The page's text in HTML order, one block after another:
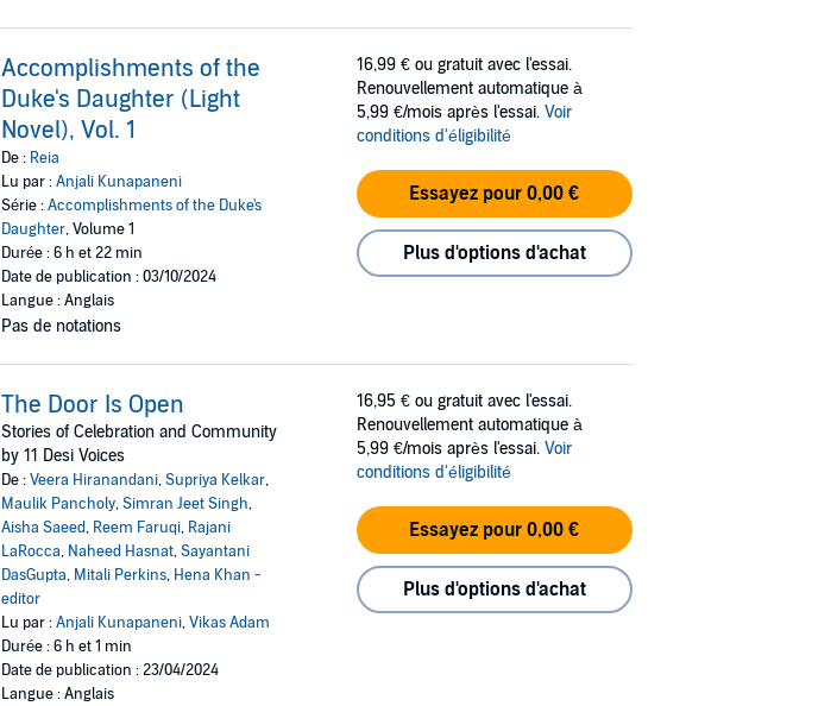
Accomplishments of the
Duke's Daughter (Light
Novel), Vol. 1
De : Reia
Lu par :Anjali Kunapaneni
Série :Accomplishments of the Duke's
Daughter, Volume 1
Durée : 6 h et 22 min
Date de publication : 03/10/2024
Langue : Anglais
Pas de notations
16,99 € ou gratuit avec l'essai.
Renouvellement automatique à
5,99 €/mois après l'essai. Voir
conditions d'éligibilité
Essayez pour 0,00 €
Plus d'options d'achat
The Door Is Open
Stories of Celebration and Community
by 11 Desi Voices
De :Veera Hiranandani,Supriya Kelkar,
Maulik Pancholy,Simran Jeet Singh,
Aisha Saeed, Reem Faruqi, Rajani
LaRocca, Naheed Hasnat,Sayantani
DasGupta, Mitali Perkins, Hena Khan -
editor
Lu par :Anjali Kunapaneni,Vikas Adam
Durée : 6 h et 1 min
Date de publication : 23/04/2024
Langue : Anglais
16,95 € ou gratuit avec l'essai.
Renouvellement automatique à
5,99 €/mois après l'essai. Voir
conditions d'éligibilité
Essayez pour 0,00 €
Plus d'options d'achat